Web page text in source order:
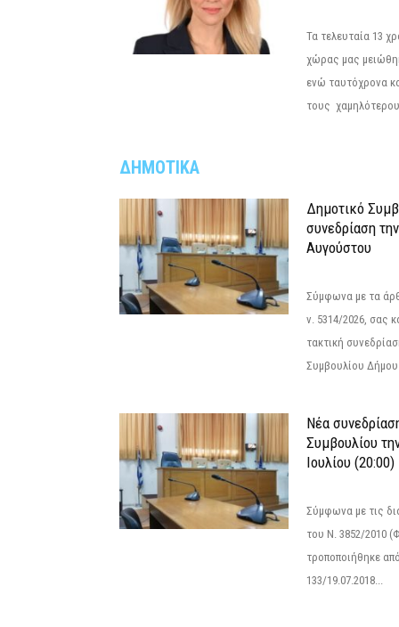
Τα τελευταία 13
χώρας μας
ενώ ταυτόχρονα
τους
ΔΗΜΟΤΙΚΑ
Δημοτικό
συνεδρίαση
Αυγούστου
Σύμφωνα με τα
ν. 5314/2026, σας
τακτική
Συμβουλίου
Νέα
Συμβουλίου
Ιουλίου (20:00)
Σύμφωνα με τις
του Ν. 3852/2010
τροποποιήθηκε
133/19.07.2018...